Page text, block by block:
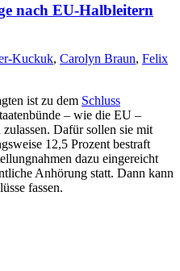
nach EU-Halbleitern
Kuckuk, Carolyn Braun, Felix
ist zu dem Schluss
– wie die EU –
Dafür sollen sie mit
12,5 Prozent bestraft
dazu eingereicht
Anhörung statt. Dann kann
fassen.